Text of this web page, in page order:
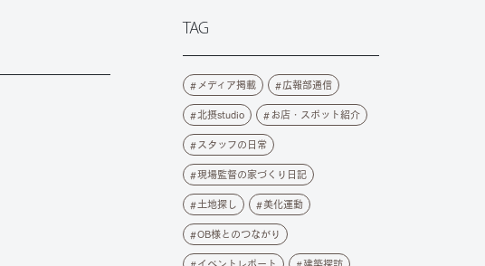
TAG
メディア掲載 広報部通信
北摂studio お店・スポット紹介
スタッフの日常
現場監督の家づくり日記
土地探し 美化運動
OB様とのつながり
イベントレポート 建築探訪